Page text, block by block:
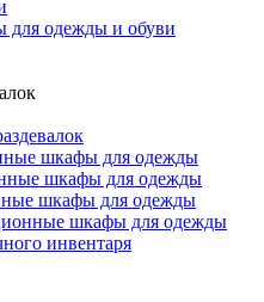
одежды и обуви
шкафы для одежды
шкафы для одежды
шкафы для одежды
шкафы для одежды
инвентаря